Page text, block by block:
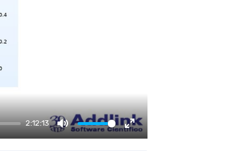
2:12:13
Mute Enter fullscreen